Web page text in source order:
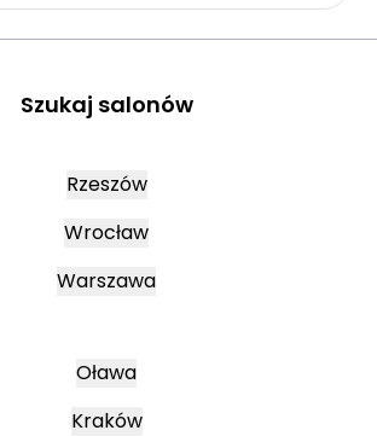
Szukaj salonów
Rzeszów
Wrocław
Warszawa
Oława
Kraków